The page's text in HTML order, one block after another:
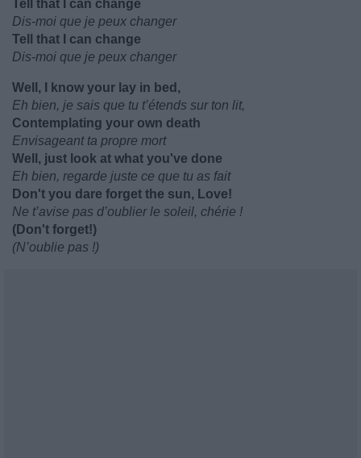
Tell that I can change
Dis-moi que je peux changer
Tell that I can change
Dis-moi que je peux changer
Well, I know your lay in bed,
Eh bien, je sais que tu t’étends sur ton lit,
Contemplating your own death
Envisageant ta propre mort
Well, just look at what you've done
Eh bien, regarde juste ce que tu as fait
Don't you dare forget the sun, Love!
Ne t’avise pas d’oublier le soleil, chérie !
(Don't forget!)
(N’oublie pas !)